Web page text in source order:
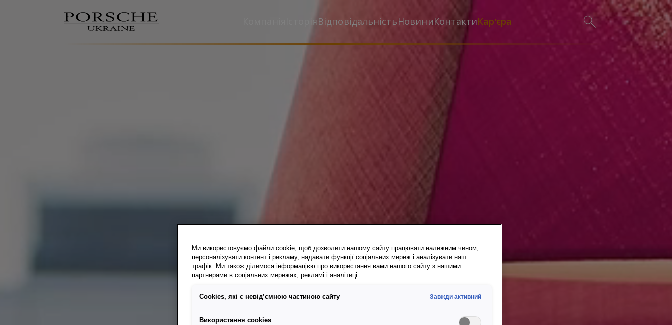
ІсторіяВідповідальністьНовиниКонтактиКар'єра
Ми використовуємо файли cookie, щоб дозволити нашому сайту працювати належним чином,
персоналізувати контент і рекламу, надавати функції соціальних мереж і аналізувати наш
трафік. Ми також ділимося інформацією про використання вами нашого сайту з нашими
партнерами в соціальних мережах, рекламі і аналітиці.
Сookies, які є невід’ємною частиною сайту Завжди активний
Використання cookies